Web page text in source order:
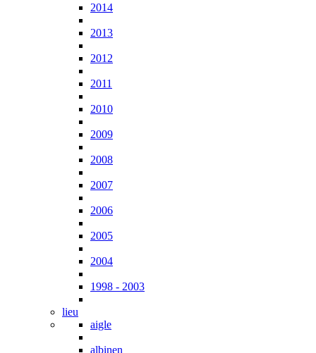
2014
2013
2012
2011
2010
2009
2008
2007
2006
2005
2004
1998 - 2003
lieu
aigle
albinen